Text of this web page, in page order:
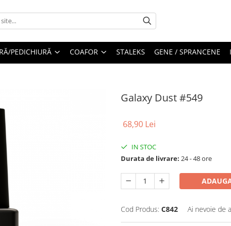
PEDICHIURĂ COAFOR STALEKS GENE / SPRANCENE
Galaxy Dust #549
68,90 Lei
IN STOC
Durata de livrare: 24 - 48 ore
Cod Produs: C842 Ai nevoie de